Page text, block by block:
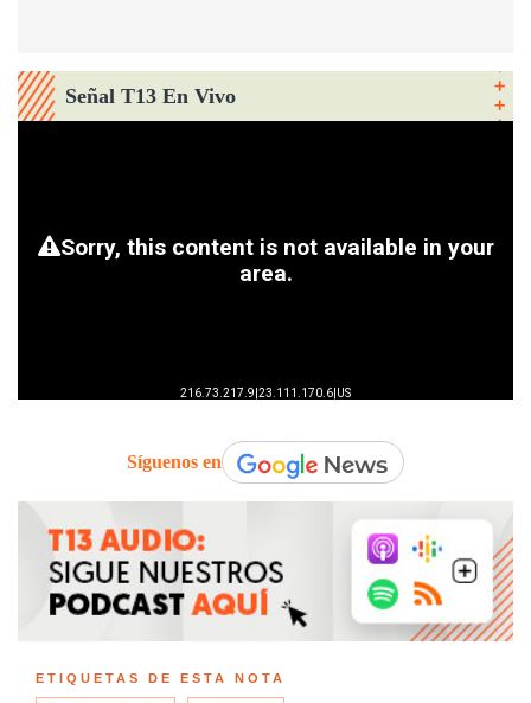
Señal T13 En Vivo
Síguenos en
ETIQUETAS DE ESTA NOTA